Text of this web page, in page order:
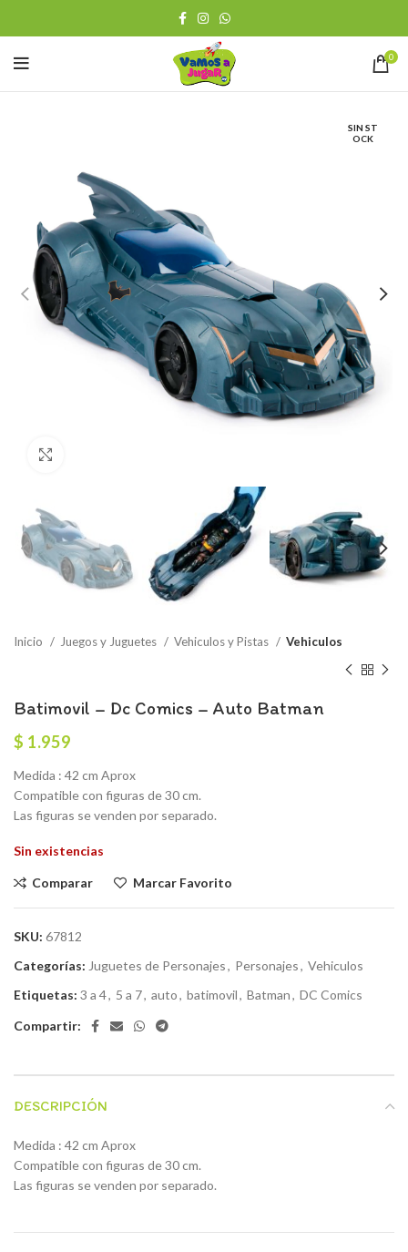
0
SIN ST
OCK
Inicio Juegos y Juguetes Vehiculos y Pistas Vehiculos
Batimovil – Dc Comics – Auto Batman
$ 1.959
Medida : 42 cm Aprox
Compatible con figuras de 30 cm.
Las figuras se venden por separado.
Sin existencias
Comparar Marcar Favorito
SKU: 67812
Categorías: Juguetes de Personajes, Personajes, Vehiculos
Etiquetas: 3 a 4, 5 a 7, auto, batimovil, Batman, DC Comics
Compartir:
DESCRIPCIÓN
Medida : 42 cm Aprox
Compatible con figuras de 30 cm.
Las figuras se venden por separado.